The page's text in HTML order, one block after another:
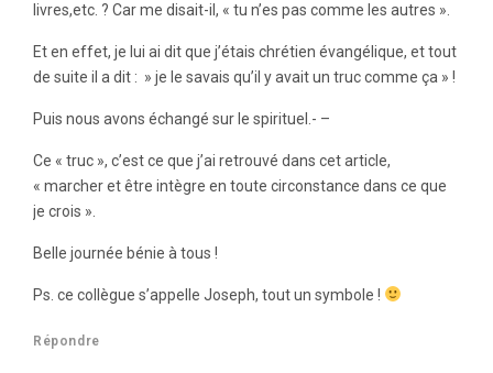
livres,etc. ? Car me disait-il, « tu n’es pas comme les autres ».
Et en effet, je lui ai dit que j’étais chrétien évangélique, et tout
de suite il a dit : » je le savais qu’il y avait un truc comme ça » !
Puis nous avons échangé sur le spirituel.- –
Ce « truc », c’est ce que j’ai retrouvé dans cet article,
« marcher et être intègre en toute circonstance dans ce que
je crois ».
Belle journée bénie à tous !
Ps. ce collègue s’appelle Joseph, tout un symbole !
Répondre